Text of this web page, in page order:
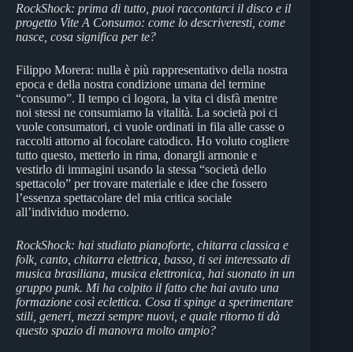
RockShock: prima di tutto, puoi raccontarci il disco e il
progetto Vite A Consumo: come lo descriveresti, come
nasce, cosa significa per te?
Filippo Morera: nulla è più rappresentativo della nostra
epoca e della nostra condizione umana del termine
“consumo”. Il tempo ci logora, la vita ci disfà mentre
noi stessi ne consumiamo la vitalità. La società poi ci
vuole consumatori, ci vuole ordinati in fila alle casse o
raccolti attorno al focolare catodico. Ho voluto cogliere
tutto questo, metterlo in rima, donargli armonie e
vestirlo di immagini usando la stessa “società dello
spettacolo” per trovare materiale e idee che fossero
l’essenza spettacolare del mia critica sociale
all’individuo moderno.
RockShock: hai studiato pianoforte, chitarra classica e
folk, canto, chitarra elettrica, basso, ti sei interessato di
musica brasiliana, musica elettronica, hai suonato in un
gruppo punk. Mi ha colpito il fatto che hai avuto una
formazione così eclettica. Cosa ti spinge a sperimentare
stili, generi, mezzi sempre nuovi, e quale ritorno ti dà
questo spazio di manovra molto ampio?